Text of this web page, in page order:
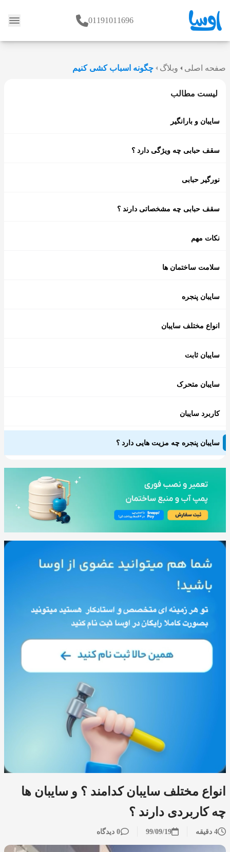
وبلاگ 01191011696
صفحه اصلی وبلاگ چگونه اسباب کشی کنیم
انواع مختلف سایبان کدامند ؟ و سایبان ها
چه کاربردی دارند ؟
4 دقیقه 99/09/19 0 دیدگاه
لیست مطالب
سایبان و بارانگیر
سقف حبابی چه ویژگی دارد ؟
نورگیر حبابی
سقف حبابی چه مشخصاتی دارند ؟
نکات مهم
سلامت ساختمان ها
سایبان پنجره
انواع مختلف سایبان
سایبان ثابت
سایبان متحرک
کاربرد سایبان
سایبان پنجره چه مزیت هایی دارد ؟